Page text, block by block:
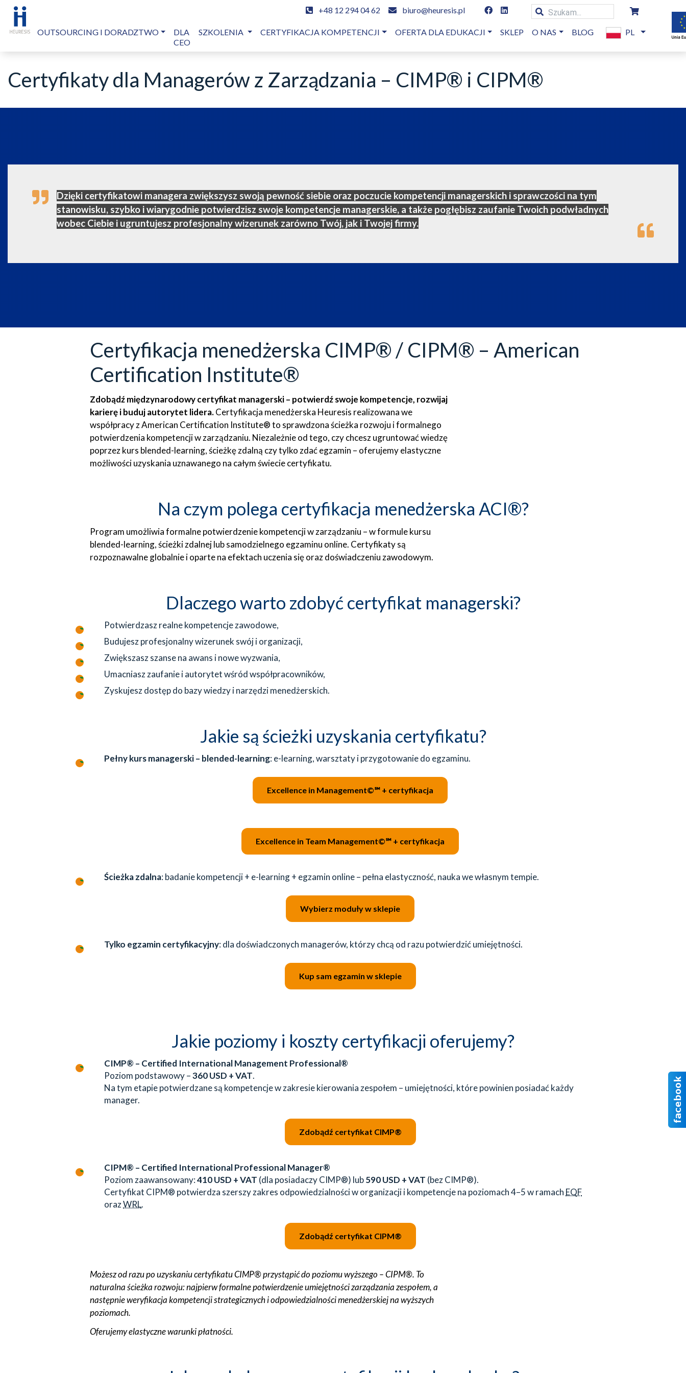
+48 12 294 04 62 biuro@heuresis.pl
OUTSOURCING I DORADZTWO
DLA
CEO
SZKOLENIA CERTYFIKACJA KOMPETENCJI OFERTA DLA EDUKACJI SKLEP O NAS BLOG PL
Certyfikaty dla Managerów z Zarządzania – CIMP® i CIPM®
Dzięki certyfikatowi managera zwiększysz swoją pewność siebie oraz poczucie kompetencji managerskich i sprawczości na tym
stanowisku, szybko i wiarygodnie potwierdzisz swoje kompetencje managerskie, a także pogłębisz zaufanie Twoich podwładnych
wobec Ciebie i ugruntujesz profesjonalny wizerunek zarówno Twój, jak i Twojej firmy.
Certyfikacja menedżerska CIMP® / CIPM® – American
Certification Institute®
Zdobądź międzynarodowy certyfikat managerski – potwierdź swoje kompetencje, rozwijaj
karierę i buduj autorytet lidera.Certyfikacja menedżerska Heuresis realizowana we
współpracy z American Certification Institute® to sprawdzona ścieżka rozwoju i formalnego
potwierdzenia kompetencji w zarządzaniu. Niezależnie od tego, czy chcesz ugruntować wiedzę
poprzez kurs blended-learning, ścieżkę zdalną czy tylko zdać egzamin – oferujemy elastyczne
możliwości uzyskania uznawanego na całym świecie certyfikatu.
Na czym polega certyfikacja menedżerska ACI®?
Program umożliwia formalne potwierdzenie kompetencji w zarządzaniu – w formule kursu
blended-learning, ścieżki zdalnej lub samodzielnego egzaminu online. Certyfikaty są
rozpoznawalne globalnie i oparte na efektach uczenia się oraz doświadczeniu zawodowym.
Dlaczego warto zdobyć certyfikat managerski?
Potwierdzasz realne kompetencje zawodowe,
Budujesz profesjonalny wizerunek swój i organizacji,
Zwiększasz szanse na awans i nowe wyzwania,
Umacniasz zaufanie i autorytet wśród współpracowników,
Zyskujesz dostęp do bazy wiedzy i narzędzi menedżerskich.
Jakie są ścieżki uzyskania certyfikatu?
Pełny kurs managerski – blended-learning: e-learning, warsztaty i przygotowanie do egzaminu.
Excellence in Management©℠ + certyfikacja
Excellence in Team Management©℠ + certyfikacja
Ścieżka zdalna: badanie kompetencji + e-learning + egzamin online – pełna elastyczność, nauka we własnym tempie.
Wybierz moduły w sklepie
Tylko egzamin certyfikacyjny: dla doświadczonych managerów, którzy chcą od razu potwierdzić umiejętności.
Kup sam egzamin w sklepie
Jakie poziomy i koszty certyfikacji oferujemy?
CIMP® – Certified International Management Professional®
Poziom podstawowy –360 USD + VAT.
Na tym etapie potwierdzane są kompetencje w zakresie kierowania zespołem – umiejętności, które powinien posiadać każdy
manager.
Zdobądź certyfikat CIMP®
CIPM® – Certified International Professional Manager®
Poziom zaawansowany:410 USD + VAT (dla posiadaczy CIMP®) lub590 USD + VAT (bez CIMP®).
Certyfikat CIPM® potwierdza szerszy zakres odpowiedzialności w organizacji i kompetencje na poziomach 4–5 w ramach EQF
orazWRL.
Zdobądź certyfikat CIPM®
Możesz od razu po uzyskaniu certyfikatu CIMP® przystąpić do poziomu wyższego – CIPM®. To
naturalna ścieżka rozwoju: najpierw formalne potwierdzenie umiejętności zarządzania zespołem, a
następnie weryfikacja kompetencji strategicznych i odpowiedzialności menedżerskiej na wyższych
poziomach.
Oferujemy elastyczne warunki płatności.